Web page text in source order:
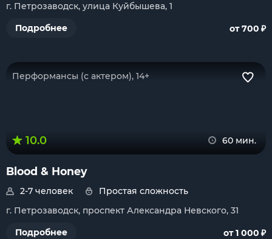
г. Петрозаводск, улица Куйбышева, 1
Подробнее
от 700 ₽
Перформансы (с актером), 14+
10.0 60 мин.
Blood & Honey
2-7 человек
Простая сложность
г. Петрозаводск, проспект Александра Невского, 31
Подробнее
от 1 000 ₽